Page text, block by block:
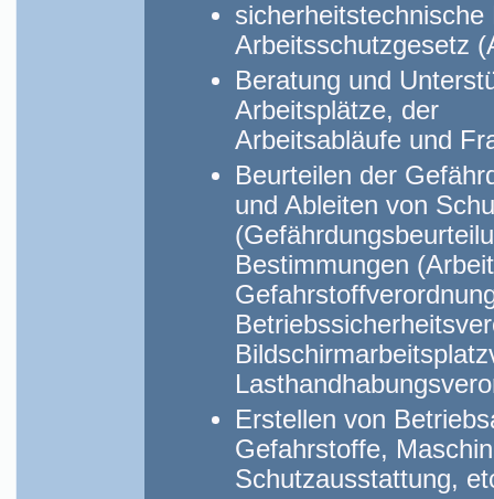
Arbeitsschutzgesetz
Beratung und
Arbeitsplätze, der
Arbeitsabläufe und
Beurteilen der
und Ableiten von
Bestimmungen
Erstellen von
Gefahrstoffe,
Schutzausstattung,